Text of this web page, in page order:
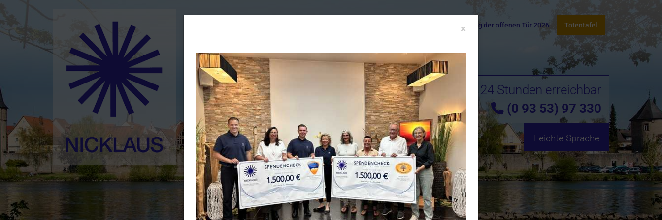
Tag der offenen Tür 2026 Totentafel
24 Stunden erreichbar
(0 93 53) 97 330
Leichte Sprache
× Close